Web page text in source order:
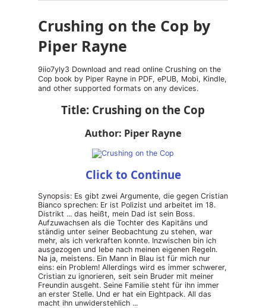
Crushing on the Cop by
Piper Rayne
9iio7yly3 Download and read online Crushing on the
Cop book by Piper Rayne in PDF, ePUB, Mobi, Kindle,
and other supported formats on any devices.
Title: Crushing on the Cop
Author: Piper Rayne
Click to Continue
Synopsis: Es gibt zwei Argumente, die gegen Cristian
Bianco sprechen: Er ist Polizist und arbeitet im 18.
Distrikt ... das heißt, mein Dad ist sein Boss.
Aufzuwachsen als die Tochter des Kapitäns und
ständig unter seiner Beobachtung zu stehen, war
mehr, als ich verkraften konnte. Inzwischen bin ich
ausgezogen und lebe nach meinen eigenen Regeln.
Na ja, meistens. Ein Mann in Blau ist für mich nur
eins: ein Problem! Allerdings wird es immer schwerer,
Cristian zu ignorieren, seit sein Bruder mit meiner
Freundin ausgeht. Seine Familie steht für ihn immer
an erster Stelle. Und er hat ein Eightpack. All das
macht ihn unwiderstehlich ...